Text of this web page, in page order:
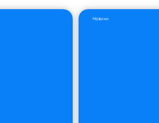
Новини